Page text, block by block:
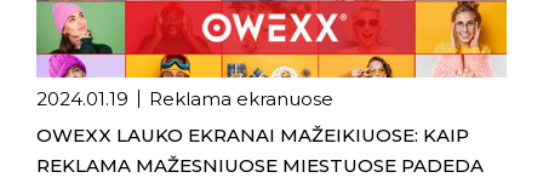
2024.01.19
Reklama ekranuose
OWEXX LAUKO EKRANAI MAŽEIKIUOSE: KAIP
REKLAMA MAŽESNIUOSE MIESTUOSE PADEDA